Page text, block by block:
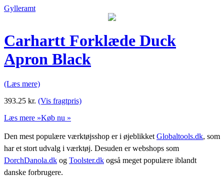
Gylleramt
Carhartt Forklæde Duck
Apron Black
(Læs mere)
393.25 kr. (Vis fragtpris)
Læs mere »Køb nu »
Den mest populære værktøjsshop er i øjeblikket Globaltools.dk, som
har et stort udvalg i værktøj. Desuden er webshops som
DorchDanola.dk og Toolster.dk også meget populære iblandt
danske forbrugere.